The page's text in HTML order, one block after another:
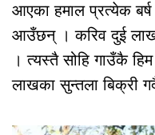
आएका हमाल प्रत्येक बर्ष
आउँछन् । करिव दुई
। त्यस्तै सोहि गाउँकै
लाखका सुन्तला बिक्री